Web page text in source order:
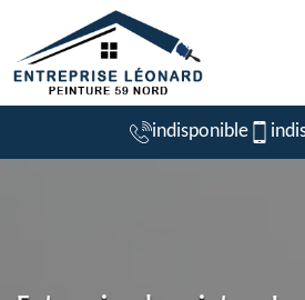
indisponible